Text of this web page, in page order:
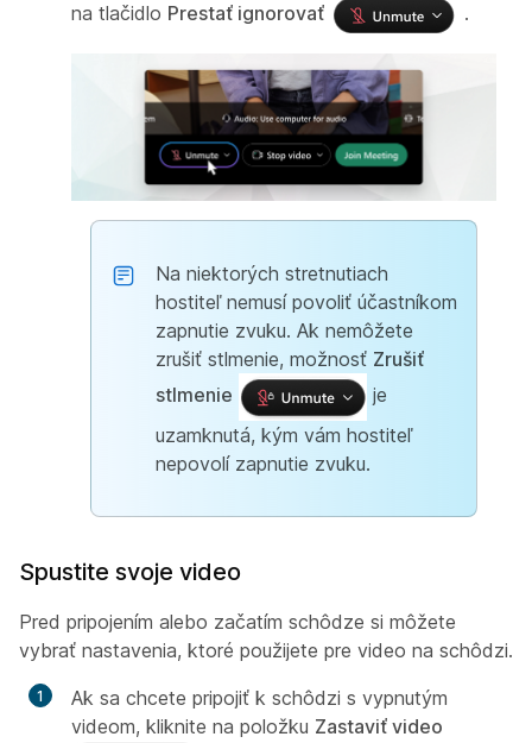
na tlačidlo Prestať ignorovať .
Na niektorých stretnutiach
hostiteľ nemusí povoliť účastníkom
zapnutie zvuku. Ak nemôžete
zrušiť stlmenie, možnosť Zrušiť
stlmenie
je
uzamknutá, kým vám hostiteľ
nepovolí zapnutie zvuku.
Spustite svoje video
Pred pripojením alebo začatím schôdze si môžete
vybrať nastavenia, ktoré použijete pre video na schôdzi.
Ak sa chcete pripojiť k schôdzi s vypnutým
videom, kliknite na položku Zastaviť video